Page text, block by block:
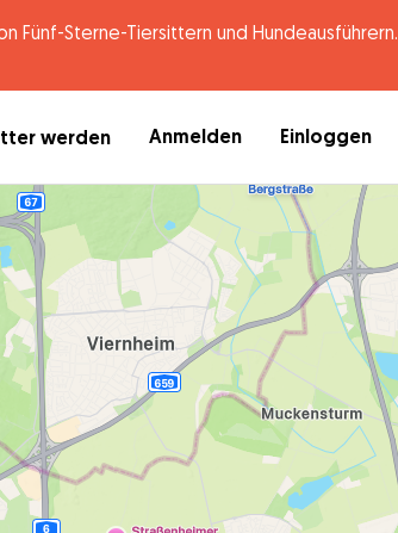
Sterne-Tiersittern und Hundeausführern.
werden Anmelden Einloggen